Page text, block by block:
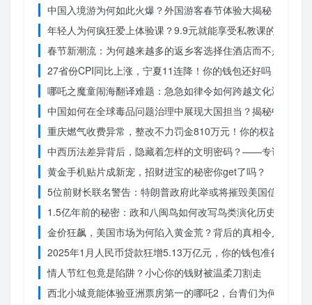
中国入境游为何如此火爆？外国游客春节体验大揭秘
年轻人为何疯狂爱上体验课？9.9元就能享受私教课的秘密
春节新潮流：为何越来越多的返乡客选择住酒店而不是家里？
27省份CPI同比上涨，宁夏11连降！你的钱包还好吗？
哪吒之魔童闹海翻译难题：急急如律令如何跨越文化鸿沟？
中国如何在全球毒品问题治理中展现大国担当？揭秘中国方
重庆燃气收费异常，整改不力罚金810万元！你的权益被侵犯
中西历法差异背后，隐藏着怎样的文明密码？——专访南京
黄金手机贴片成新宠，招财进宝的秘密你get了吗？
5位前财长联名警告：特朗普政府此举或将摧毁美国信誉？
1.5亿年前的秘密：政和八闽鸟如何改写鸟类演化历史？
金价狂飙，美国市场为何陷入黄金荒？背后的真相令人
2025年1月人民币贷款狂增5.13万亿元，你的钱包准备好了吗
情人节红包竟是陷阱？小心你的钱财被温柔刀割走
西北小城竟能体验亚洲票房第一的哪吒2，台青们为何如此惊